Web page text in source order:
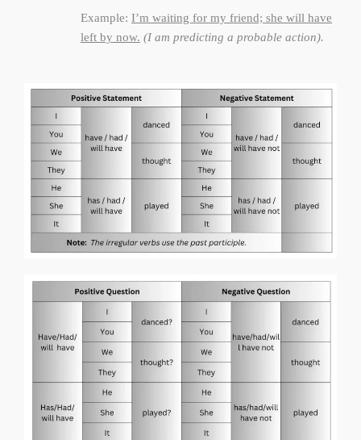
Example: I’m waiting for my friend; she will have
left by now. (I am predicting a probable action).